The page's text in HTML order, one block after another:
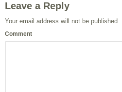
Leave a Reply
Your email address will not be published.
Comment